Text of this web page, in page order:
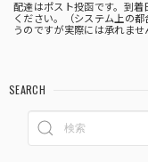
配達はポスト投函です。到
ください。（システム上の
うのですが実際には承れませ
SEARCH